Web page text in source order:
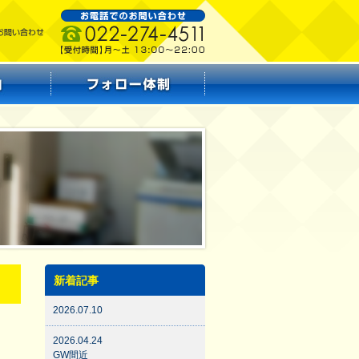
新着記事
2026.07.10
2026.04.24
GW間近